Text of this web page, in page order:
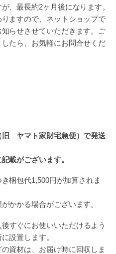
、最長約2ヶ月後になります。
ますので、ネットショップで
らせさせていただきます。ご
たら、お気軽にお問合せくだ
旧 ヤマト家財宅急便）で発送
載がございます。
梱包代1,500円が加算されま
かかる場合がございます。
後すぐにお使いいただけるよう
設置します。
資材は、お届け時に回収しま